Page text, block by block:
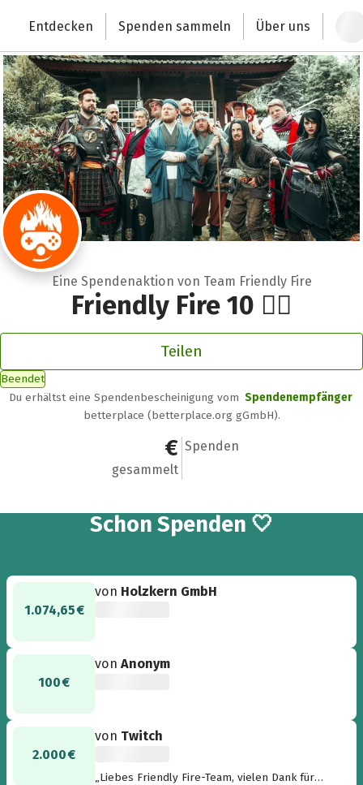
Deutschlands größte Spendenplattform
Entdecken Spenden sammeln Über uns
Eine Spendenaktion von Team Friendly Fire
Friendly Fire 10 ❤️‍🔥
Teilen
Beendet
Du erhältst eine Spendenbescheinigung vom Spendenempfänger
betterplace (betterplace.org gGmbH).
1.237.863,68 €
gesammelt
19.811
Spenden
Schon 19.811
Spenden 🤍
1.074,65 €
von Holzkern GmbH
100 €
vonAnonym
2.000 €
von Twitch
„Liebes Friendly Fire-Team, vielen Dank für